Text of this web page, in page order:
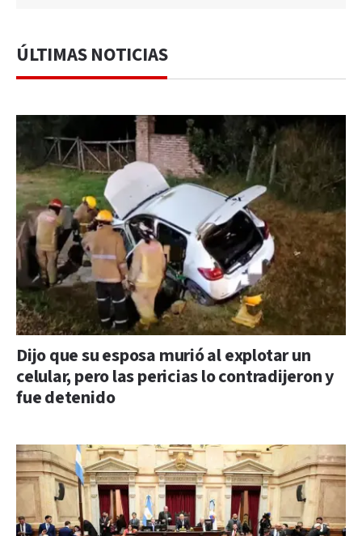
ÚLTIMAS NOTICIAS
Dijo que su esposa murió al explotar un
celular, pero las pericias lo contradijeron y
fue detenido